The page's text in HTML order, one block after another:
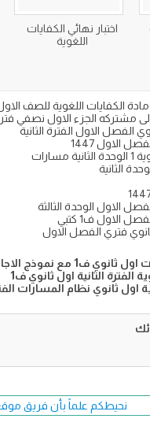
اختبار نهائي الكفايات
اللغوية
مشتركه الجزء الاول نصفي
الفصل الاول الفترة الثانية
الاول 1447
الثانية
الاول الوحدة الثالثة
الاول ف1 كتبي
فتري الفصل الاول
مع نموذج الاجابة 1447
الفترة الثانية اول ثانوي ف1
ثانوي نظام المسارات الفترة
نحيطكم علماً بأن فريق موقع